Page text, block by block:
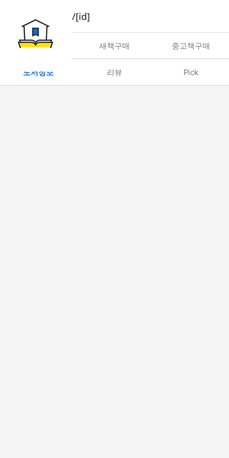
book/rent/[id]
대여 새책구매 중고책구매
도서정보 리뷰 Pick